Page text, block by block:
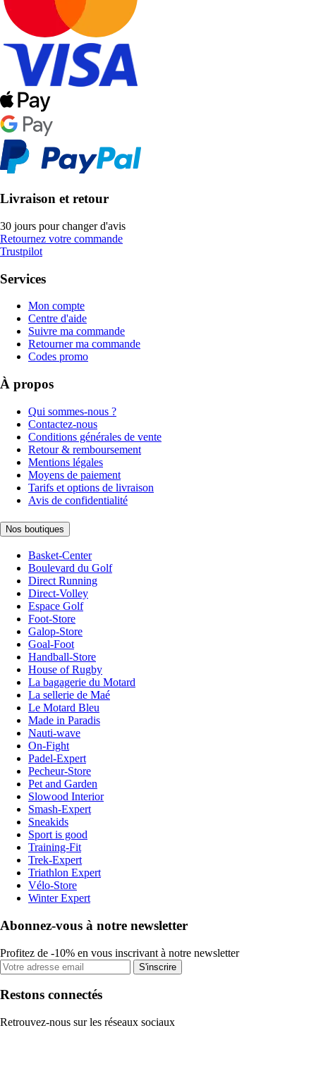
Livraison et retour
30 jours pour changer d'avis
Retournez votre commande
Trustpilot
Services
Mon compte
Centre d'aide
Suivre ma commande
Retourner ma commande
Codes promo
À propos
Qui sommes-nous ?
Contactez-nous
Conditions générales de vente
Retour & remboursement
Mentions légales
Moyens de paiement
Tarifs et options de livraison
Avis de confidentialité
Nos boutiques
Basket-Center
Boulevard du Golf
Direct Running
Direct-Volley
Espace Golf
Foot-Store
Galop-Store
Goal-Foot
Handball-Store
House of Rugby
La bagagerie du Motard
La sellerie de Maé
Le Motard Bleu
Made in Paradis
Nauti-wave
On-Fight
Padel-Expert
Pecheur-Store
Pet and Garden
Slowood Interior
Smash-Expert
Sneakids
Sport is good
Training-Fit
Trek-Expert
Triathlon Expert
Vélo-Store
Winter Expert
Abonnez-vous à notre newsletter
Profitez de -10% en vous inscrivant à notre newsletter
S'inscrire
Restons connectés
Retrouvez-nous sur les réseaux sociaux